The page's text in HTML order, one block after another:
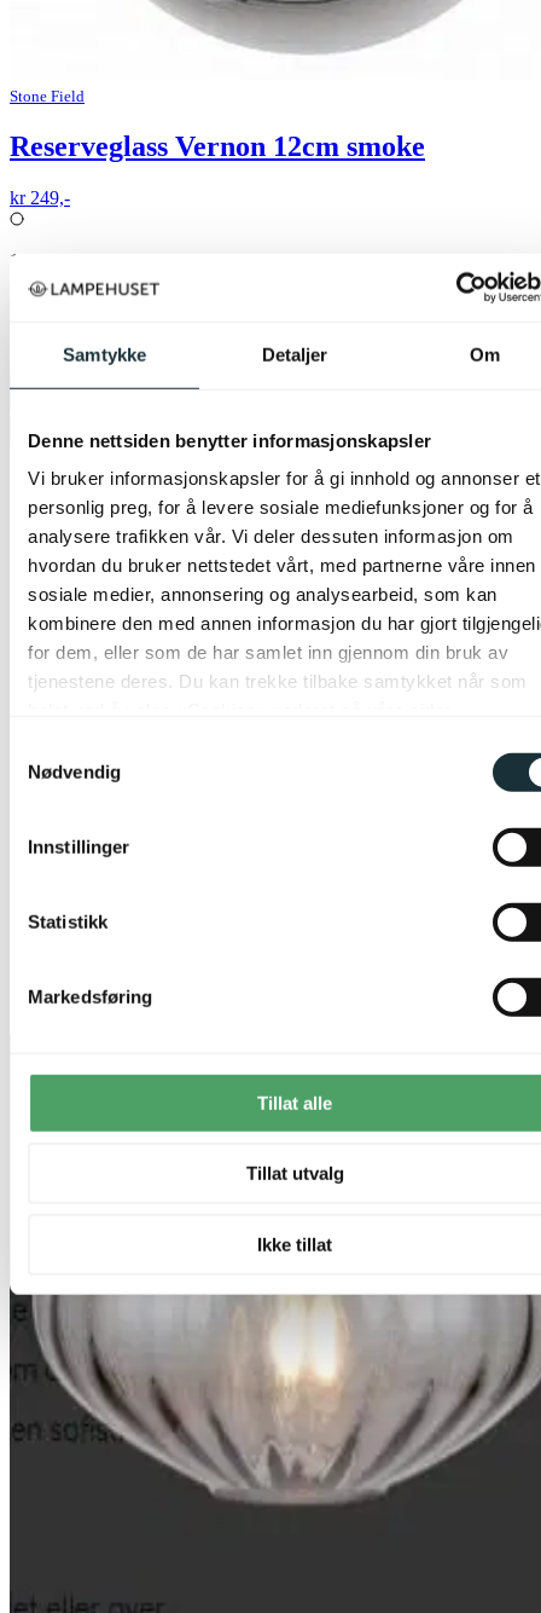
Samtykke Detaljer Om
Denne nettsiden benytter informasjonskapsler
Vi bruker informasjonskapsler for å gi innhold og annonser et
personlig preg, for å levere sosiale mediefunksjoner og for å
analysere trafikken vår. Vi deler dessuten informasjon om
hvordan du bruker nettstedet vårt, med partnerne våre innen
sosiale medier, annonsering og analysearbeid, som kan
kombinere den med annen informasjon du har gjort
for dem, eller som de har samlet inn gjennom din bruk av
tjenestene deres. Du kan trekke tilbake samtykket når som
Nødvendig
Innstillinger
Statistikk
Markedsføring
Tillat alle
Tillat utvalg
Ikke tillat
Stone Field
Reserveglass Vernon 12cm smoke
kr 249,-
16
På nettlager
Legg til ønskeliste